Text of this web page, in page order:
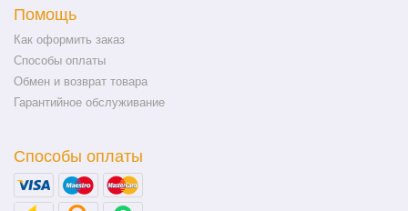
Помощь
Как оформить заказ
Способы оплаты
Обмен и возврат товара
Гарантийное обслуживание
Способы оплаты